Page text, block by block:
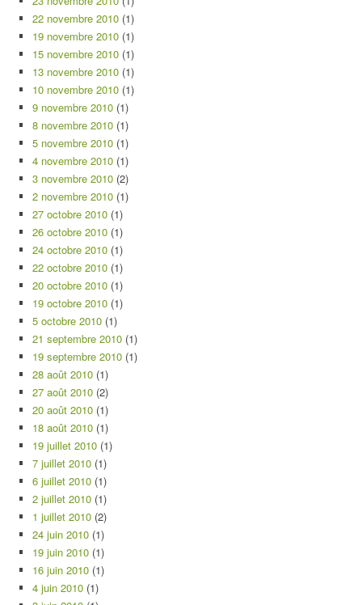
22 novembre 2010 (1)
19 novembre 2010 (1)
15 novembre 2010 (1)
13 novembre 2010 (1)
10 novembre 2010 (1)
9 novembre 2010 (1)
8 novembre 2010 (1)
5 novembre 2010 (1)
4 novembre 2010 (1)
3 novembre 2010 (2)
2 novembre 2010 (1)
27 octobre 2010 (1)
26 octobre 2010 (1)
24 octobre 2010 (1)
22 octobre 2010 (1)
20 octobre 2010 (1)
19 octobre 2010 (1)
5 octobre 2010 (1)
21 septembre 2010 (1)
19 septembre 2010 (1)
28 août 2010 (1)
27 août 2010 (2)
20 août 2010 (1)
18 août 2010 (1)
19 juillet 2010 (1)
7 juillet 2010 (1)
6 juillet 2010 (1)
2 juillet 2010 (1)
1 juillet 2010 (2)
24 juin 2010 (1)
19 juin 2010 (1)
16 juin 2010 (1)
4 juin 2010 (1)